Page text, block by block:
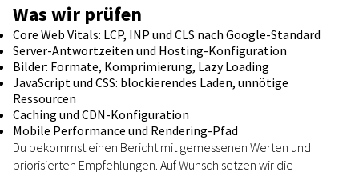
Was wir prüfen
Core Web Vitals: LCP, INP und CLS nach Google-Standard
Server-Antwortzeiten und Hosting-Konfiguration
Bilder: Formate, Komprimierung, Lazy Loading
JavaScript und CSS: blockierendes Laden, unnötige
Ressourcen
Caching und CDN-Konfiguration
Mobile Performance und Rendering-Pfad
Du bekommst einen Bericht mit gemessenen Werten und
priorisierten Empfehlungen. Auf Wunsch setzen wir die